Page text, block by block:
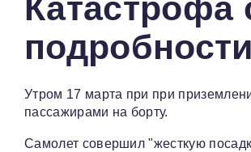
Катастрофа
подробности
Утром 17 марта при при
пассажирами на борту.
Самолет совершил "жесткую